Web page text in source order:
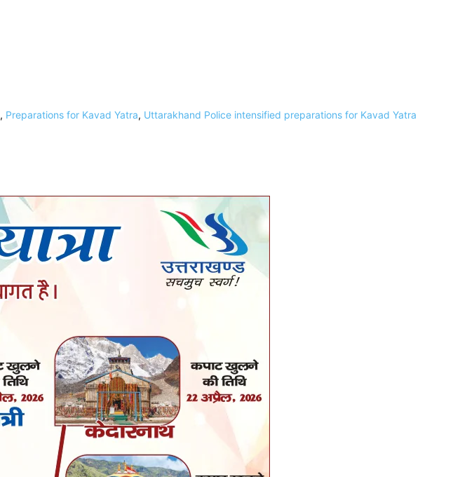
, Preparations for Kavad Yatra, Uttarakhand Police intensified preparations for Kavad Yatra